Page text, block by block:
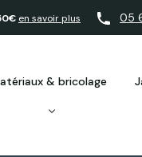
en savoir plus 05
matériaux & bricolage